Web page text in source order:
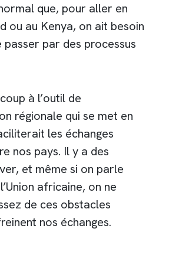
que, pour aller en
ou au Kenya, on ait besoin
passer par des processus
à l’outil de
régionale qui se met en
les échanges
nos pays. Il y a des
et même si on parle
africaine, on ne
de ces obstacles
nos échanges.